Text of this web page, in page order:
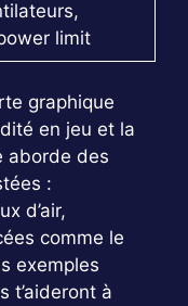
limit
graphique
en jeu et la
aborde des
:
d’air,
comme le
exemples
t’aideront à